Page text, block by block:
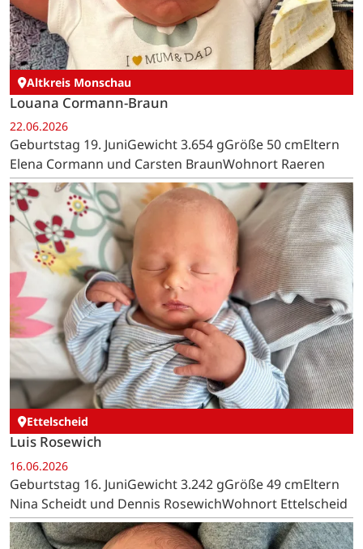
Altkreis Monschau
Louana Cormann-Braun
22.06.2026
Geburtstag 19. JuniGewicht 3.654 gGröße 50 cmEltern
Elena Cormann und Carsten BraunWohnort Raeren
Ettelscheid
Luis Rosewich
16.06.2026
Geburtstag 16. JuniGewicht 3.242 gGröße 49 cmEltern
Nina Scheidt und Dennis RosewichWohnort Ettelscheid